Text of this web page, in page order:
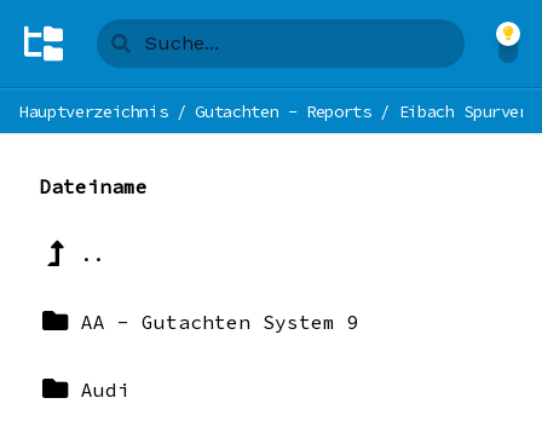
Hauptverzeichnis/Gutachten - Reports/ Eibach
Dateiname
..
AA - Gutachten System 9
Audi